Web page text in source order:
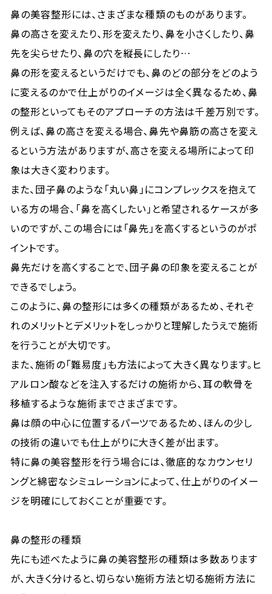
鼻の美容整形には、さまざまな種類のものがあります。
鼻の高さを変えたり、形を変えたり、鼻を小さくしたり、鼻
先を尖らせたり、鼻の穴を縦長にしたり…
鼻の形を変えるというだけでも、鼻のどの部分をどのよう
に変えるのかで仕上がりのイメージは全く異なるため、鼻
の整形といってもそのアプローチの方法は千差万別です。
例えば、鼻の高さを変える場合、鼻先や鼻筋の高さを変え
るという方法がありますが、高さを変える場所によって印
象は大きく変わります。
また、団子鼻のような「丸い鼻」にコンプレックスを抱えて
いる方の場合、「鼻を高くしたい」と希望されるケースが多
いのですが、この場合には「鼻先」を高くするというのがポ
イントです。
鼻先だけを高くすることで、団子鼻の印象を変えることが
できるでしょう。
このように、鼻の整形には多くの種類があるため、それぞ
れのメリットとデメリットをしっかりと理解したうえで施術
を行うことが大切です。
また、施術の「難易度」も方法によって大きく異なります。ヒ
アルロン酸などを注入するだけの施術から、耳の軟骨を
移植するような施術までさまざまです。
鼻は顔の中心に位置するパーツであるため、ほんの少し
の技術の違いでも仕上がりに大きく差が出ます。
特に鼻の美容整形を行う場合には、徹底的なカウンセリ
ングと綿密なシミュレーションによって、仕上がりのイメー
ジを明確にしておくことが重要です。
鼻の整形の種類
先にも述べたように鼻の美容整形の種類は多数あります
が、大きく分けると、切らない施術方法と切る施術方法に